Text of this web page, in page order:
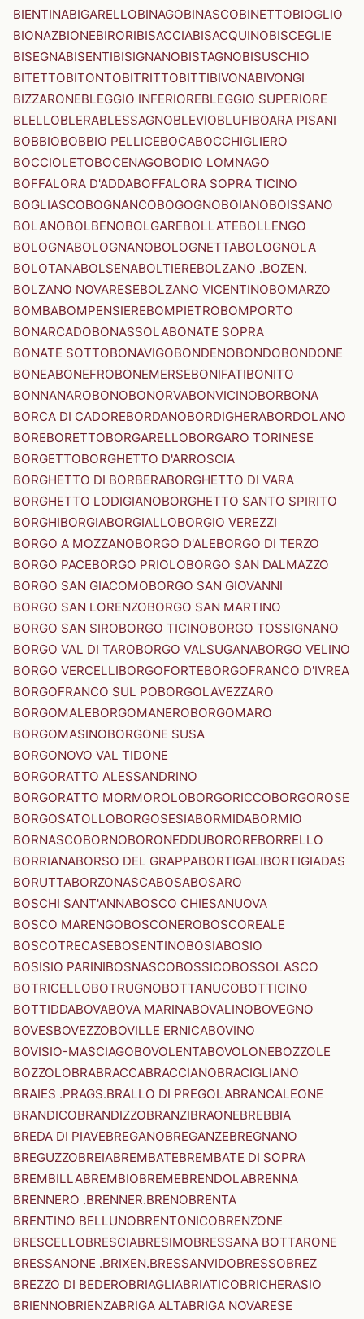
BIENTINABIGARELLOBINAGOBINASCOBINETTOBIOGLIO
BIONAZBIONEBIRORIBISACCIABISACQUINOBISCEGLIE
BISEGNABISENTIBISIGNANOBISTAGNOBISUSCHIO
BITETTOBITONTOBITRITTOBITTIBIVONABIVONGI
BIZZARONEBLEGGIO INFERIOREBLEGGIO SUPERIORE
BLELLOBLERABLESSAGNOBLEVIOBLUFIBOARA PISANI
BOBBIOBOBBIO PELLICEBOCABOCCHIGLIERO
BOCCIOLETOBOCENAGOBODIO LOMNAGO
BOFFALORA D'ADDABOFFALORA SOPRA TICINO
BOGLIASCOBOGNANCOBOGOGNOBOIANOBOISSANO
BOLANOBOLBENOBOLGAREBOLLATEBOLLENGO
BOLOGNABOLOGNANOBOLOGNETTABOLOGNOLA
BOLOTANABOLSENABOLTIEREBOLZANO .BOZEN.
BOLZANO NOVARESEBOLZANO VICENTINOBOMARZO
BOMBABOMPENSIEREBOMPIETROBOMPORTO
BONARCADOBONASSOLABONATE SOPRA
BONATE SOTTOBONAVIGOBONDENOBONDOBONDONE
BONEABONEFROBONEMERSEBONIFATIBONITO
BONNANAROBONOBONORVABONVICINOBORBONA
BORCA DI CADOREBORDANOBORDIGHERABORDOLANO
BOREBORETTOBORGARELLOBORGARO TORINESE
BORGETTOBORGHETTO D'ARROSCIA
BORGHETTO DI BORBERABORGHETTO DI VARA
BORGHETTO LODIGIANOBORGHETTO SANTO SPIRITO
BORGHIBORGIABORGIALLOBORGIO VEREZZI
BORGO A MOZZANOBORGO D'ALEBORGO DI TERZO
BORGO PACEBORGO PRIOLOBORGO SAN DALMAZZO
BORGO SAN GIACOMOBORGO SAN GIOVANNI
BORGO SAN LORENZOBORGO SAN MARTINO
BORGO SAN SIROBORGO TICINOBORGO TOSSIGNANO
BORGO VAL DI TAROBORGO VALSUGANABORGO VELINO
BORGO VERCELLIBORGOFORTEBORGOFRANCO D'IVREA
BORGOFRANCO SUL POBORGOLAVEZZARO
BORGOMALEBORGOMANEROBORGOMARO
BORGOMASINOBORGONE SUSA
BORGONOVO VAL TIDONE
BORGORATTO ALESSANDRINO
BORGORATTO MORMOROLOBORGORICCOBORGOROSE
BORGOSATOLLOBORGOSESIABORMIDABORMIO
BORNASCOBORNOBORONEDDUBOROREBORRELLO
BORRIANABORSO DEL GRAPPABORTIGALIBORTIGIADAS
BORUTTABORZONASCABOSABOSARO
BOSCHI SANT'ANNABOSCO CHIESANUOVA
BOSCO MARENGOBOSCONEROBOSCOREALE
BOSCOTRECASEBOSENTINOBOSIABOSIO
BOSISIO PARINIBOSNASCOBOSSICOBOSSOLASCO
BOTRICELLOBOTRUGNOBOTTANUCOBOTTICINO
BOTTIDDABOVABOVA MARINABOVALINOBOVEGNO
BOVESBOVEZZOBOVILLE ERNICABOVINO
BOVISIO-MASCIAGOBOVOLENTABOVOLONEBOZZOLE
BOZZOLOBRABRACCABRACCIANOBRACIGLIANO
BRAIES .PRAGS.BRALLO DI PREGOLABRANCALEONE
BRANDICOBRANDIZZOBRANZIBRAONEBREBBIA
BREDA DI PIAVEBREGANOBREGANZEBREGNANO
BREGUZZOBREIABREMBATEBREMBATE DI SOPRA
BREMBILLABREMBIOBREMEBRENDOLABRENNA
BRENNERO .BRENNER.BRENOBRENTA
BRENTINO BELLUNOBRENTONICOBRENZONE
BRESCELLOBRESCIABRESIMOBRESSANA BOTTARONE
BRESSANONE .BRIXEN.BRESSANVIDOBRESSOBREZ
BREZZO DI BEDEROBRIAGLIABRIATICOBRICHERASIO
BRIENNOBRIENZABRIGA ALTABRIGA NOVARESE